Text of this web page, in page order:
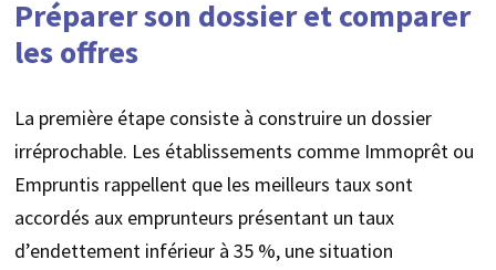
Préparer son dossier et comparer
les offres
La première étape consiste à construire un dossier
irréprochable. Les établissements comme Immoprêt ou
Empruntis rappellent que les meilleurs taux sont
accordés aux emprunteurs présentant un taux
d’endettement inférieur à 35 %, une situation